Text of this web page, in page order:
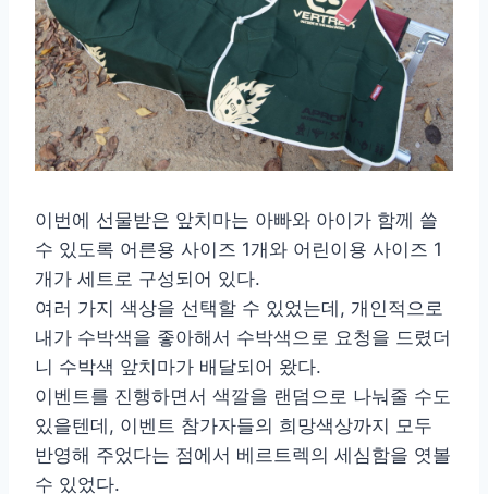
이번에 선물받은 앞치마는 아빠와 아이가 함께 쓸
수 있도록 어른용 사이즈 1개와 어린이용 사이즈 1
개가 세트로 구성되어 있다.
여러 가지 색상을 선택할 수 있었는데, 개인적으로
내가 수박색을 좋아해서 수박색으로 요청을 드렸더
니 수박색 앞치마가 배달되어 왔다.
이벤트를 진행하면서 색깔을 랜덤으로 나눠줄 수도
있을텐데, 이벤트 참가자들의 희망색상까지 모두
반영해 주었다는 점에서 베르트렉의 세심함을 엿볼
수 있었다.